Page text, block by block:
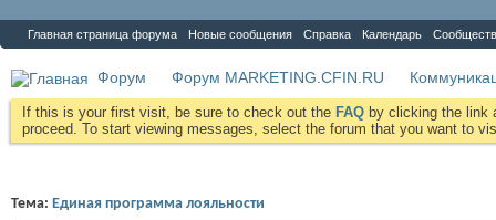
Главная страница форума Новые сообщения Справка Календарь
Форум Форум MARKETING.CFIN.RU
If this is your first visit, be sure to check out the FAQ by clicking the link
proceed. To start viewing messages, select the forum that you want to
Тема: Единая программа лояльности